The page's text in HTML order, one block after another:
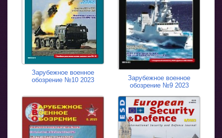
Зарубежное военное
обозрение №10 2023
Зарубежное военное
обозрение №9 2023